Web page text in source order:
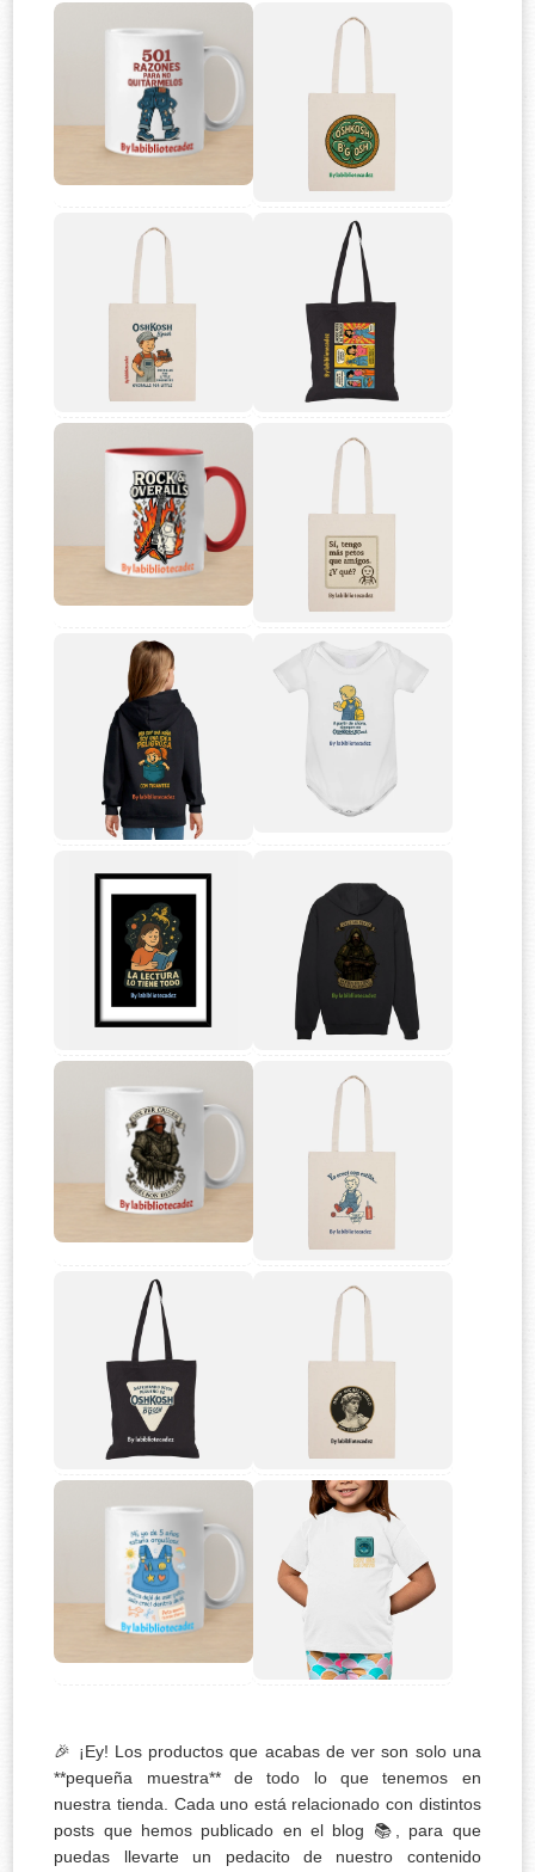
🎉 ¡Ey! Los productos que acabas de ver son solo una
**pequeña muestra** de todo lo que tenemos en
nuestra tienda. Cada uno está relacionado con distintos
posts que hemos publicado en el blog 📚, para que
puedas llevarte un pedacito de nuestro contenido